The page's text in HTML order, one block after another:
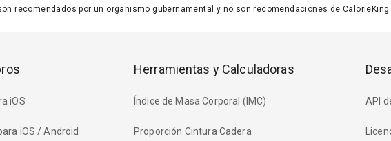
recomendados por un organismo gubernamental y no son recomendaciones de CalorieKing.
iOS
iOS / Android
Herramientas y Calculadoras
Índice de Masa Corporal (IMC)
Proporción Cintura Cadera
API